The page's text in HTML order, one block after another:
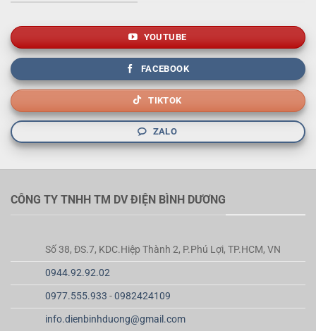
YOUTUBE
FACEBOOK
TIKTOK
ZALO
CÔNG TY TNHH TM DV ĐIỆN BÌNH DƯƠNG
Số 38, ĐS.7, KDC.Hiệp Thành 2, P.Phú Lợi, TP.HCM, VN
0944.92.92.02
0977.555.933 -0982424109
info.dienbinhduong@gmail.com